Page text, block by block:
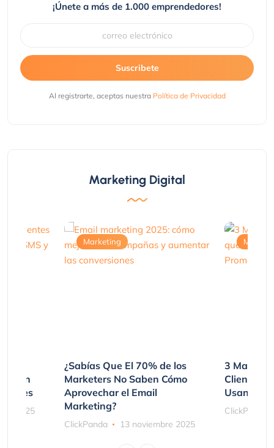
¡Únete a más de 1.000 emprendedores!
Suscribete
Al registrarte, aceptas nuestra Política de Privacidad
Marketing Digital
2025
Marketing
¿Sabías Que El 70% de los
Marketers No Saben Cómo
Aprovechar el Email
Marketing?
ClickPanda 13 noviembre 2025
3
Clientes
Usando
ClickPanda